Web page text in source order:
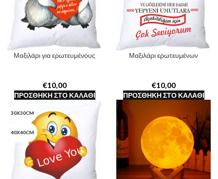
Μαξιλάρι για ερωτευμένους
€
ΠΡΟΣΘΉΚΗ ΣΤΟ ΚΑΛΆΘΙ
Μαξιλάρι ερωτευμένων
€
ΠΡΟΣΘΉΚΗ ΣΤΟ ΚΑΛΆΘΙ
30X30CM
40X40CM